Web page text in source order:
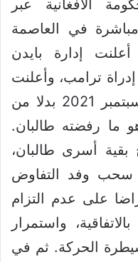
الأفغانية عبر
في العاصمة
إدارة بايدن
إدراة ترامب، وأعلنت
تأجيل موعد الانسحاب إلى سبتمبر 2021 بدلا من
ما رفضته طالبان.
أسرى طالبان،
في 7 إبريل سحب وفد التفاوض
على عدم التزام
واستمرار
الحركة. ثم في